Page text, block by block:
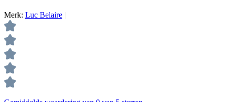
Merk: Luc Belaire |